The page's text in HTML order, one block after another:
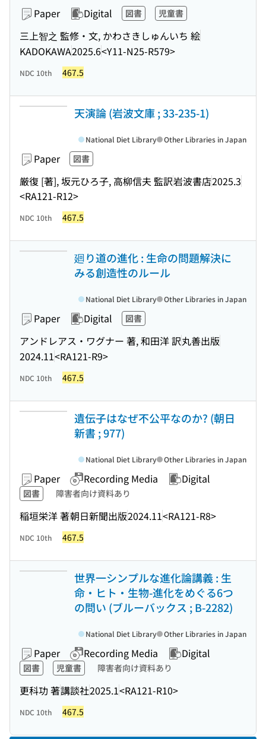
Paper Digital 図書 児童書
三上智之 監修・文, かわさきしゅんいち 絵
KADOKAWA2025.6<Y11-N25-R579>
NDC 10th 467.5
天演論 (岩波文庫 ; 33-235-1)
Paper 図書
厳復 [著], 坂元ひろ子, 高柳信夫 監訳岩波書店2025.3
<RA121-R12>
National Diet Library Other Libraries in Japan
NDC 10th 467.5
廻り道の進化 : 生命の問題解決に
みる創造性のルール
Paper Digital 図書
アンドレアス・ワグナー 著, 和田洋 訳丸善出版
2024.11<RA121-R9>
National Diet Library Other Libraries in Japan
NDC 10th 467.5
遺伝子はなぜ不公平なのか? (朝日
新書 ; 977)
Paper Recording Media Digital
図書 障害者向け資料あり
稲垣栄洋 著朝日新聞出版2024.11<RA121-R8>
National Diet Library Other Libraries in Japan
NDC 10th 467.5
世界一シンプルな進化論講義 : 生
命・ヒト・生物-進化をめぐる6つ
の問い (ブルーバックス ; B-2282)
Paper Recording Media Digital
図書 児童書 障害者向け資料あり
更科功 著講談社2025.1<RA121-R10>
National Diet Library Other Libraries in Japan
NDC 10th 467.5